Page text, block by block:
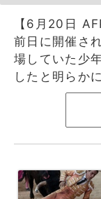
【6月20日
前日に開催さ
場していた少
したと明らか